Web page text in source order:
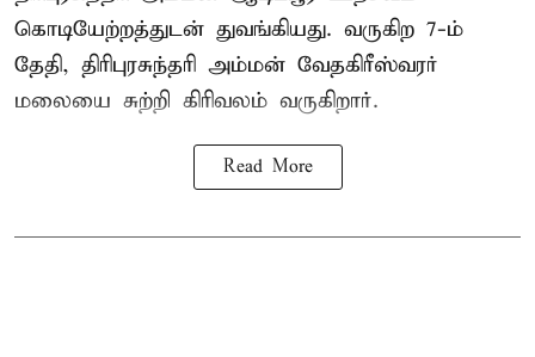
கொடியேற்றத்துடன் துவங்கியது. வருகிற 7-ம்
தேதி, திரிபுரசுந்தரி அம்மன் வேதகிரீஸ்வரர்
மலையை சுற்றி கிரிவலம் வருகிறார்.
Read More